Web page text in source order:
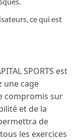
ce qui est
SPORTS est
une cage
compromis sur
et de la
de
les exercices